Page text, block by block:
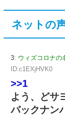
ネットの
3: ウィズコロナの
ID:c1EXjHVK0
>>1
よう、どサ
バックナン